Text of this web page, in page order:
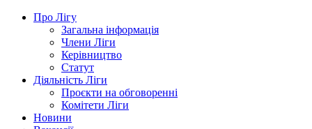
Про Лігу
Загальна інформація
Члени Ліги
Керівництво
Статут
Діяльність Ліги
Проєкти на обговоренні
Комітети Ліги
Новини